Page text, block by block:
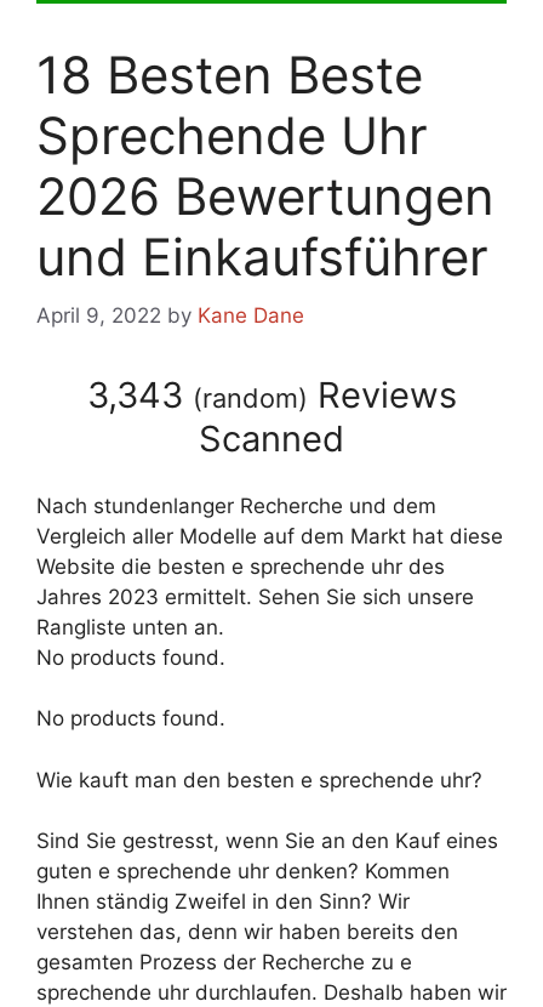
18 Besten Beste
Sprechende Uhr
2026 Bewertungen
und Einkaufsführer
April 9, 2022 by Kane Dane
3,343 (random) Reviews
Scanned
Nach stundenlanger Recherche und dem
Vergleich aller Modelle auf dem Markt hat diese
Website die besten e sprechende uhr des
Jahres 2023 ermittelt. Sehen Sie sich unsere
Rangliste unten an.
No products found.
No products found.
Wie kauft man den besten e sprechende uhr?
Sind Sie gestresst, wenn Sie an den Kauf eines
guten e sprechende uhr denken? Kommen
Ihnen ständig Zweifel in den Sinn? Wir
verstehen das, denn wir haben bereits den
gesamten Prozess der Recherche zu e
sprechende uhr durchlaufen. Deshalb haben wir